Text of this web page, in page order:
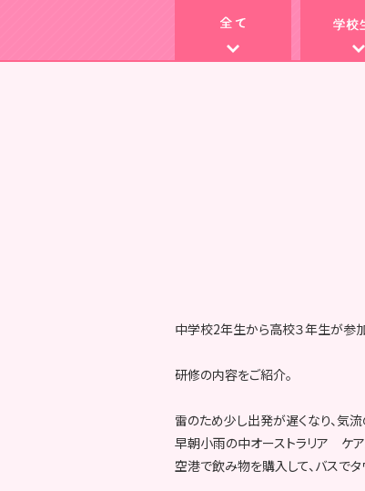
中学校2年生から高校３年生が参加
研修の内容をご紹介。
雷のため少し出発が遅くなり、気
早朝小雨の中オーストラリア ケア
空港で飲み物を購入して、バスでタ